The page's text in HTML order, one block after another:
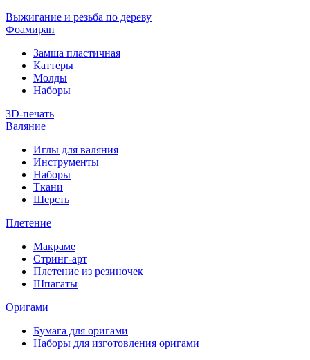
Выжигание и резьба по дереву
Фоамиран
Замша пластичная
Каттеры
Молды
Наборы
3D-печать
Валяние
Иглы для валяния
Инструменты
Наборы
Ткани
Шерсть
Плетение
Макраме
Стринг-арт
Плетение из резиночек
Шпагаты
Оригами
Бумага для оригами
Наборы для изготовления оригами